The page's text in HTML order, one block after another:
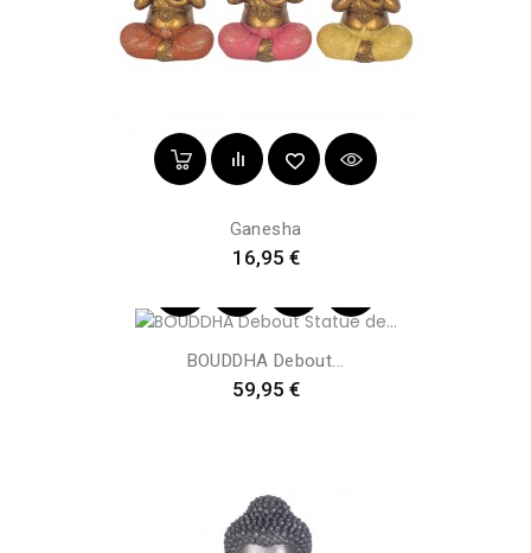
Ganesha
Preis
16,95 €
BOUDDHA Debout...
Preis
59,95 €